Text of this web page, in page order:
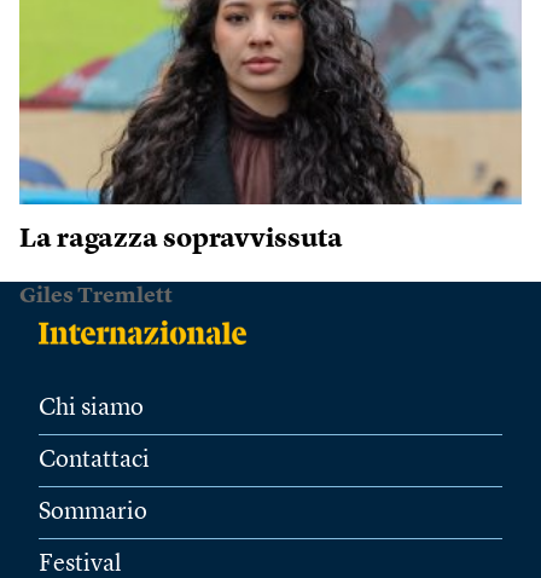
La ragazza sopravvissuta
Giles Tremlett
Chi siamo
Contattaci
Sommario
Festival